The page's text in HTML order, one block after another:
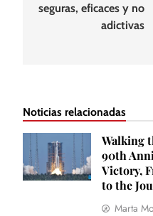
seguras, eficaces y no
adictivas
Noticias relacionadas
Walking
90th
Victory,
to the
Marta